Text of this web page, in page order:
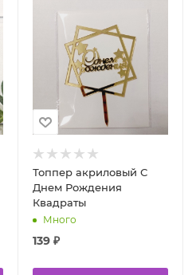
Топпер акриловый С
Днем Рождения
Квадраты
Много
139₽